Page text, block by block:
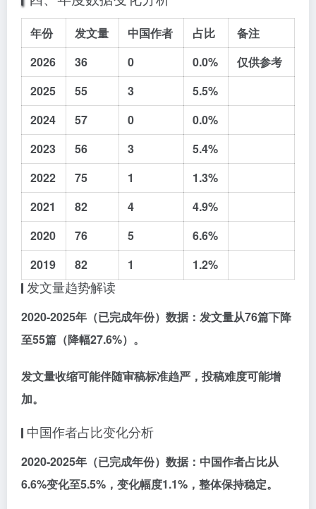
年份 发文量 中国作者 占比
备注
2026
36 0 0.0%
仅供参考
2025
55 3
5.5%
2024
57 0
0.0%
2023
56 3
5.4%
2022
75 1
1.3%
2021
82 4
4.9%
2020
76 5
6.6%
2019
82 1 1.2%
发文量趋势解读
2020-2025年 （已完成年份）数据：发文量从76篇下降
至55篇 （降幅27.6%）。
发文量收缩可能伴随审稿标准趋严 ，投稿难度可能增
加。
中国作者占比变化分析
2020-2025年 （已完成年份）数据：中国作者占比从
6.6%变化至5.5% ，变化幅度1.1% ，整体保持稳定。